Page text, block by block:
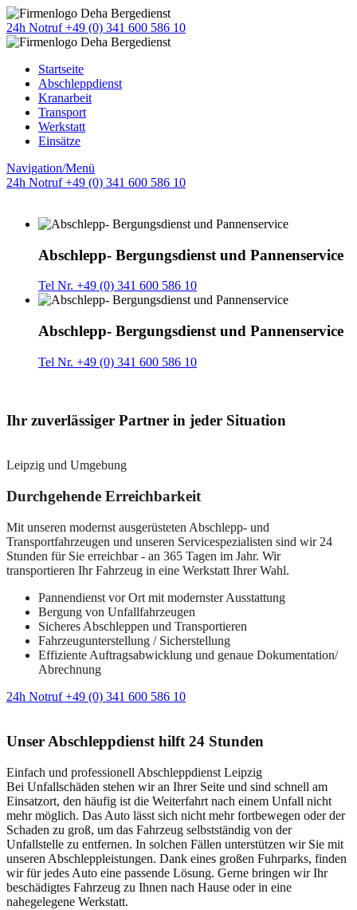
24h Notruf +49 (0) 341 600 586 10
Startseite
Abschleppdienst
Kranarbeit
Transport
Werkstatt
Einsätze
Navigation/Menü
24h Notruf +49 (0) 341 600 586 10
Abschlepp- Bergungsdienst und Pannenservice
Tel Nr. +49 (0) 341 600 586 10
Abschlepp- Bergungsdienst und Pannenservice
Tel Nr. +49 (0) 341 600 586 10
Ihr zuverlässiger Partner in jeder Situation
Leipzig und Umgebung
Durchgehende Erreichbarkeit
Mit unseren modernst ausgerüsteten Abschlepp- und
Transportfahrzeugen und unseren Servicespezialisten sind wir 24
Stunden für Sie erreichbar - an 365 Tagen im Jahr. Wir
transportieren Ihr Fahrzeug in eine Werkstatt Ihrer Wahl.
Pannendienst vor Ort mit modernster Ausstattung
Bergung von Unfallfahrzeugen
Sicheres Abschleppen und Transportieren
Fahrzeugunterstellung / Sicherstellung
Effiziente Auftragsabwicklung und genaue Dokumentation/
Abrechnung
24h Notruf +49 (0) 341 600 586 10
Unser Abschleppdienst hilft 24 Stunden
Einfach und professionell Abschleppdienst Leipzig
Bei Unfallschäden stehen wir an Ihrer Seite und sind schnell am
Einsatzort, den häufig ist die Weiterfahrt nach einem Unfall nicht
mehr möglich. Das Auto lässt sich nicht mehr fortbewegen oder der
Schaden zu groß, um das Fahrzeug selbstständig von der
Unfallstelle zu entfernen. In solchen Fällen unterstützen wir Sie mit
unseren Abschleppleistungen. Dank eines großen Fuhrparks, finden
wir für jedes Auto eine passende Lösung. Gerne bringen wir Ihr
beschädigtes Fahrzeug zu Ihnen nach Hause oder in eine
nahegelegene Werkstatt.